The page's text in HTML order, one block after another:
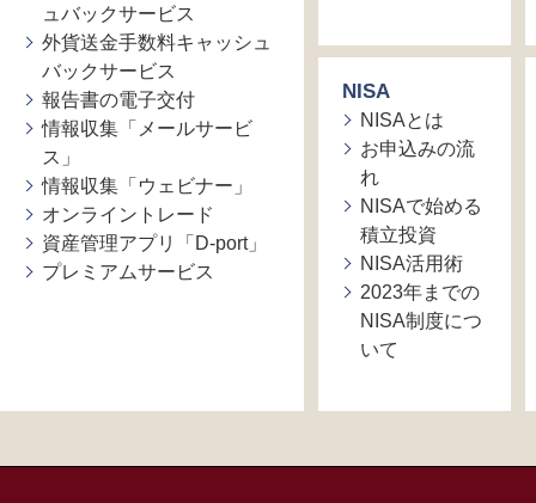
ュバックサービス
外貨送金手数料キャッシュ
バックサービス
報告書の電子交付
情報収集「メールサービ
ス」
情報収集「ウェビナー」
オンライントレード
資産管理アプリ「D-port」
プレミアムサービス
NISA
NISAとは
お申込みの流
れ
NISAで始める
積立投資
NISA活用術
2023年までの
NISA制度につ
いて